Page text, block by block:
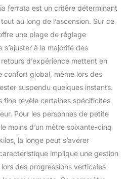
ajustement et se laisse
quelque soit la taille de
la tête. Cela permet
également de porter
une protection
thermique
supplémentaire
(cagoule) sans
problème. Sangle
rembourrée réglable :
La sangle est
individuellement et
donc parfaitement
adaptée à la masse
personnelle (taille, tour
ferrata est un critère déterminant
au long de l’ascension. Sur ce
une plage de réglage
à la majorité des
d’expérience mettent en
confort global, même lors des
suspendu quelques instants.
fine révèle certaines spécificités
Pour les personnes de petite
moins d’un mètre soixante-cinq
la longe peut s’avérer
implique une gestion
des progressions verticales